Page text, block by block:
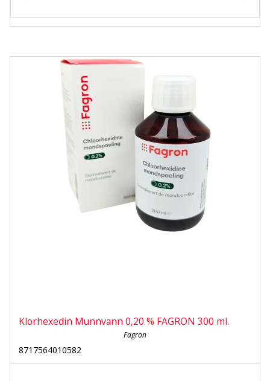
Klorhexedin Munnvann 0,20 % FAGRON 300 ml.
Fagron
8717564010582